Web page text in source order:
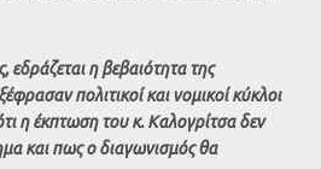
η βεβαιότητα της
πολιτικοί και νομικοί κύκλοι
η έκπτωση του κ. Καλογρίτσα δεν
και πως ο διαγωνισμός θα